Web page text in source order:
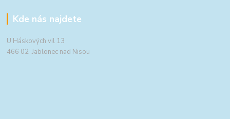
Kde nás najdete
U Háskových vil 13
466 02 Jablonec nad Nisou